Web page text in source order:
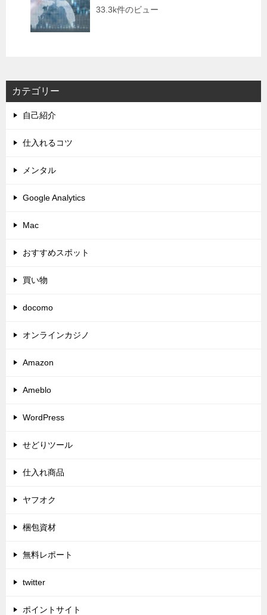
33.3k件のビュー
カテゴリー
自己紹介
仕入れるコツ
メンタル
Google Analytics
Mac
おすすめスポット
買い物
docomo
オンラインカジノ
Amazon
Ameblo
WordPress
せどりツール
仕入れ商品
ヤフオク
梱包資材
無料レポート
twitter
ポイントサイト